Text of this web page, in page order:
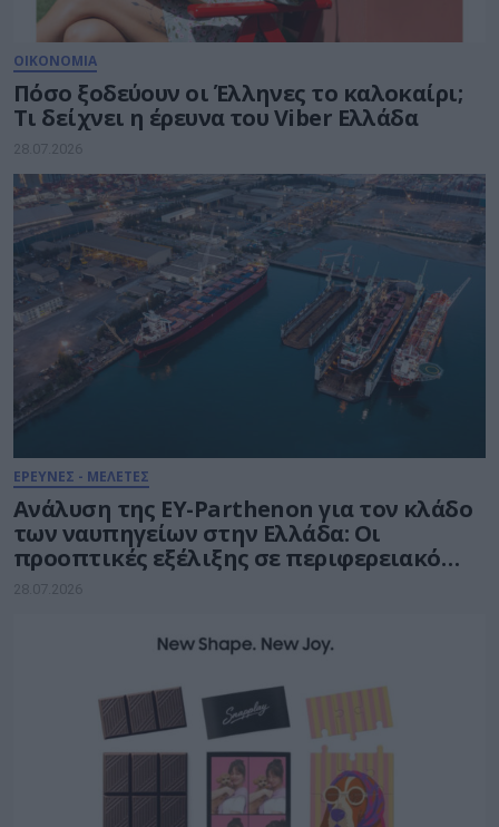
ΟΙΚΟΝΟΜΙΑ
Πόσο ξοδεύουν οι Έλληνες το καλοκαίρι;
Τι δείχνει η έρευνα του Viber Ελλάδα
28.07.2026
ΕΡΕΥΝΕΣ - ΜΕΛΕΤΕΣ
Ανάλυση της EY-Parthenon για τον κλάδο
των ναυπηγείων στην Ελλάδα: Οι
προοπτικές εξέλιξης σε περιφερειακό
ναυπηγοεπισκευαστικό κόμβο
28.07.2026